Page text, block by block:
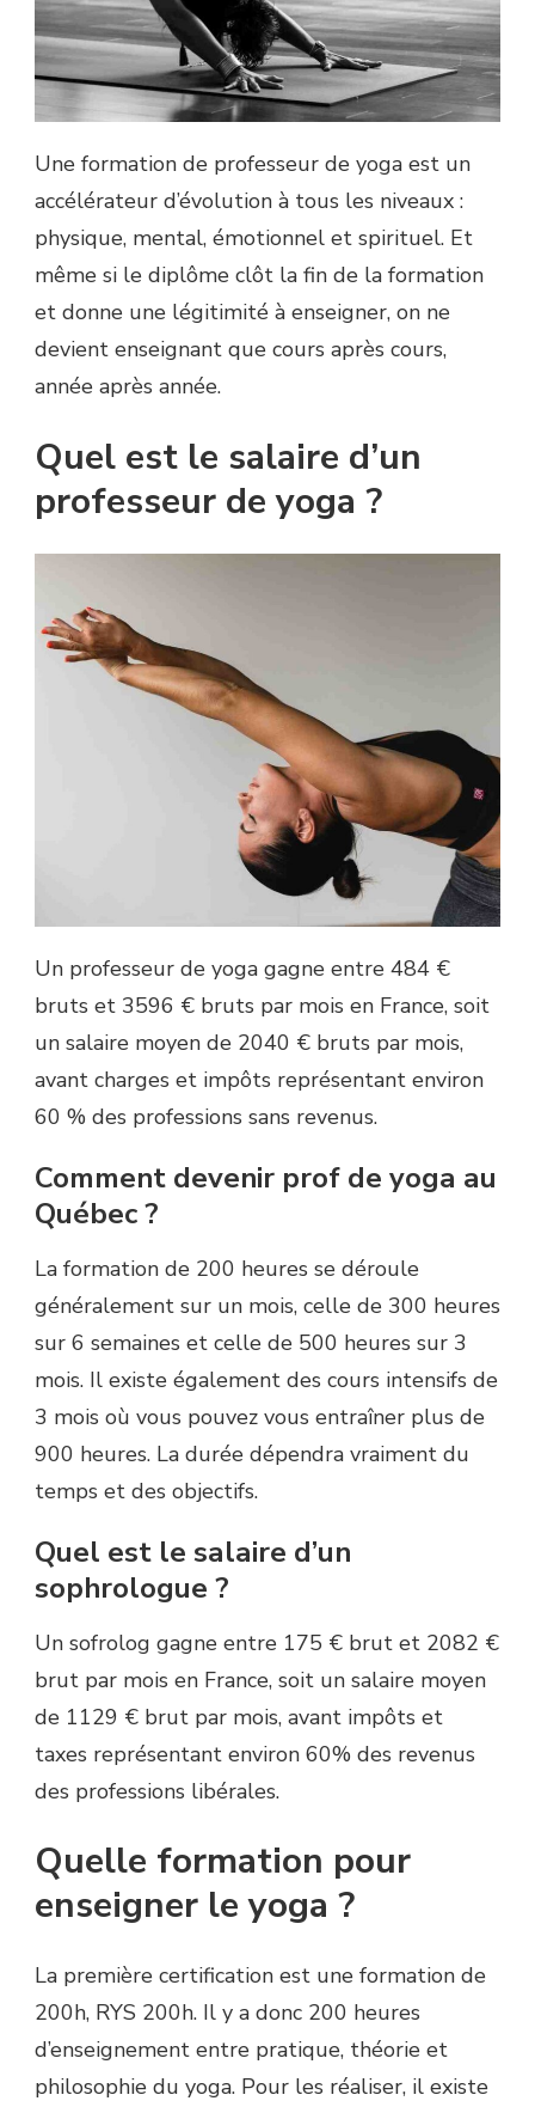
Une formation de professeur de yoga est un
accélérateur d’évolution à tous les niveaux :
physique, mental, émotionnel et spirituel. Et
même si le diplôme clôt la fin de la formation
et donne une légitimité à enseigner, on ne
devient enseignant que cours après cours,
année après année.
Quel est le salaire d’un
professeur de yoga ?
Un professeur de yoga gagne entre 484 €
bruts et 3596 € bruts par mois en France, soit
un salaire moyen de 2040 € bruts par mois,
avant charges et impôts représentant environ
60 % des professions sans revenus.
Comment devenir prof de yoga au
Québec ?
La formation de 200 heures se déroule
généralement sur un mois, celle de 300 heures
sur 6 semaines et celle de 500 heures sur 3
mois. Il existe également des cours intensifs de
3 mois où vous pouvez vous entraîner plus de
900 heures. La durée dépendra vraiment du
temps et des objectifs.
Quel est le salaire d’un
sophrologue ?
Un sofrolog gagne entre 175 € brut et 2082 €
brut par mois en France, soit un salaire moyen
de 1129 € brut par mois, avant impôts et
taxes représentant environ 60% des revenus
des professions libérales.
Quelle formation pour
enseigner le yoga ?
La première certification est une formation de
200h, RYS 200h. Il y a donc 200 heures
d’enseignement entre pratique, théorie et
philosophie du yoga. Pour les réaliser, il existe